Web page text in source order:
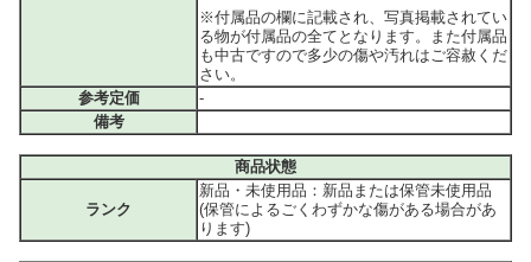
※付属品の欄に記載され、写真掲載されてい
る物が付属品の全てとなります。また付属品
も中古ですので多少の傷や汚れはご容赦くだ
さい。
参考定価
-
備考
商品状態
ランク
新品・未使用品：新品または保管未使用品
(保管によるごくわずかな傷がある場合があ
ります)